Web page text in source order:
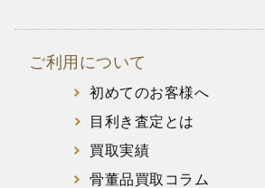
ご利用について
初めてのお客様へ
目利き査定とは
買取実績
骨董品買取コラム